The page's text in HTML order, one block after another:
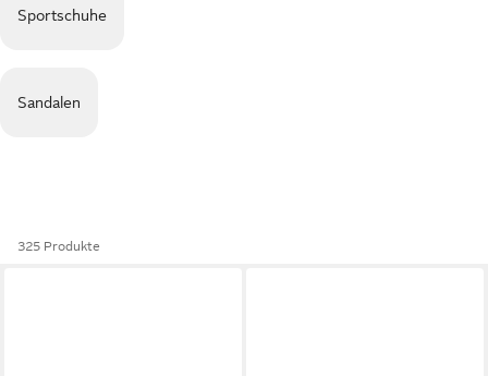
Sportschuhe
Sandalen
325 Produkte